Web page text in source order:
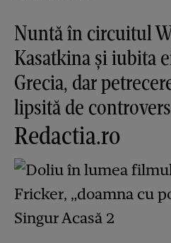
Nuntă în circuitul
Kasatkina și iubita
Grecia, dar
lipsită de
Redactia.ro